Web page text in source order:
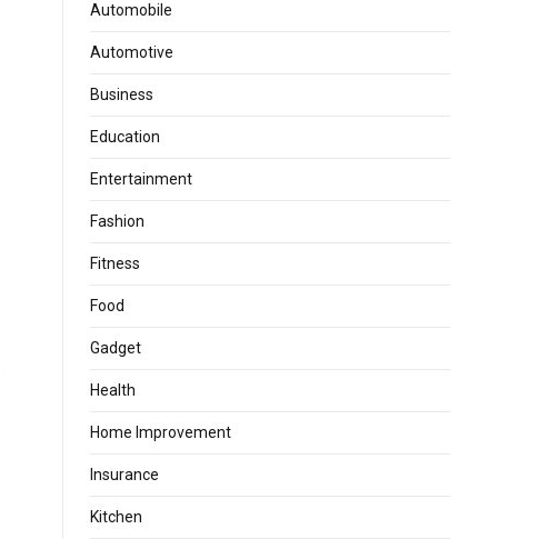
Automobile
Automotive
Business
Education
Entertainment
Fashion
Fitness
Food
Gadget
Health
Home Improvement
Insurance
Kitchen